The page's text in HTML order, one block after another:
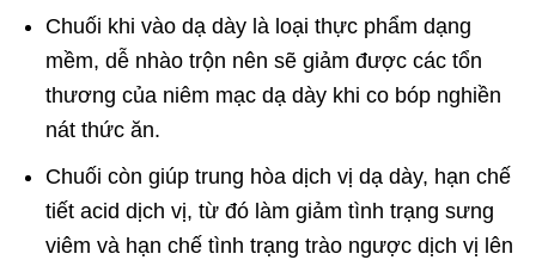
Chuối khi vào dạ dày là loại thực phẩm dạng
mềm, dễ nhào trộn nên sẽ giảm được các tổn
thương của niêm mạc dạ dày khi co bóp nghiền
nát thức ăn.
Chuối còn giúp trung hòa dịch vị dạ dày, hạn chế
tiết acid dịch vị, từ đó làm giảm tình trạng sưng
viêm và hạn chế tình trạng trào ngược dịch vị lên